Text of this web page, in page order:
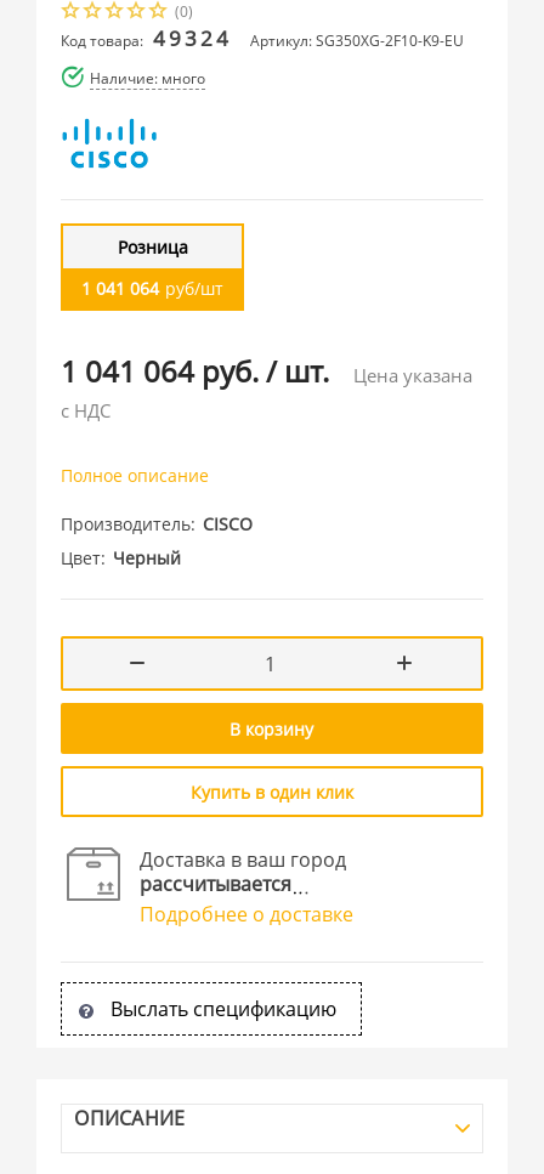
(0)
Код товара: 49324
Артикул: SG350XG-2F10-K9-EU
Наличие: много
Розница
1 041 064 руб/шт
1 041 064 руб./ шт.
Цена указана
с НДС
Полное описание
Производитель CISCO
Цвет Черный
В корзину
Купить в один клик
Доставка в ваш город
рассчитывается
Подробнее о доставке
Выслать спецификацию
ОПИСАНИЕ